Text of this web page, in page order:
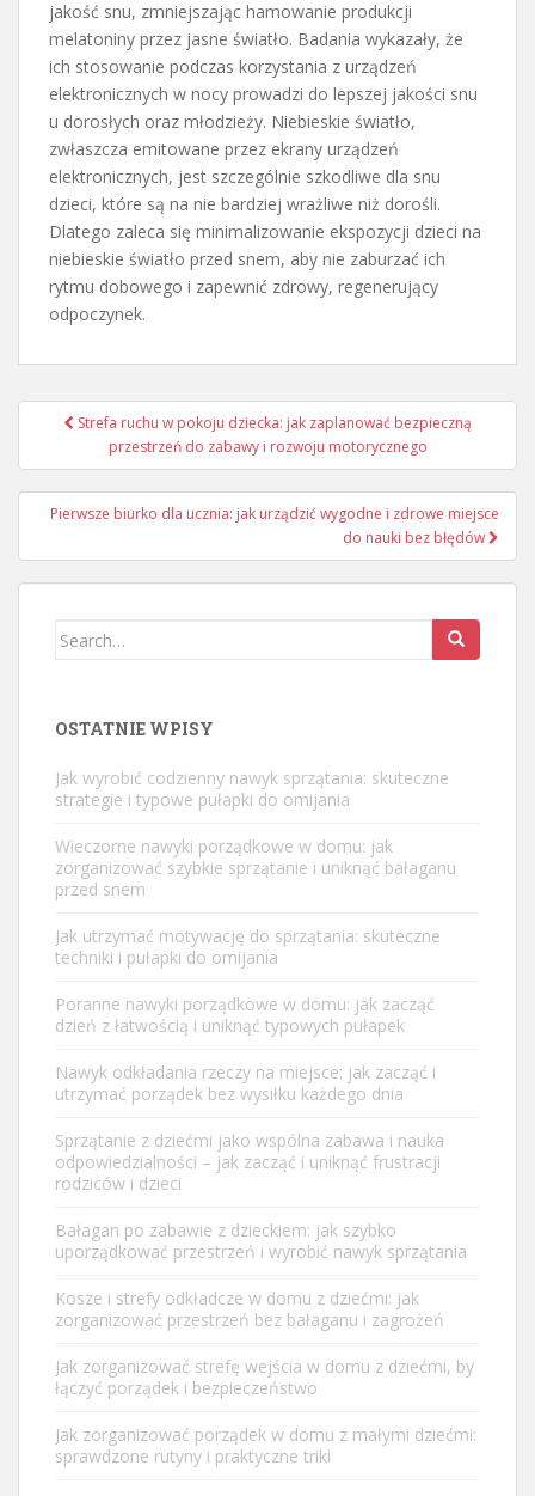
jakość snu, zmniejszając hamowanie produkcji
melatoniny przez jasne światło. Badania wykazały, że
ich stosowanie podczas korzystania z urządzeń
elektronicznych w nocy prowadzi do lepszej jakości snu
u dorosłych oraz młodzieży. Niebieskie światło,
zwłaszcza emitowane przez ekrany urządzeń
elektronicznych, jest szczególnie szkodliwe dla snu
dzieci, które są na nie bardziej wrażliwe niż dorośli.
Dlatego zaleca się minimalizowanie ekspozycji dzieci na
niebieskie światło przed snem, aby nie zaburzać ich
rytmu dobowego i zapewnić zdrowy, regenerujący
odpoczynek.
Nawigacja
Strefa ruchu w pokoju dziecka: jak zaplanować bezpieczną
przestrzeń do zabawy i rozwoju motorycznego
Pierwsze biurko dla ucznia: jak urządzić wygodne i zdrowe miejsce
do nauki bez błędów
Search
OSTATNIE WPISY
Jak wyrobić codzienny nawyk sprzątania: skuteczne
strategie i typowe pułapki do omijania
Wieczorne nawyki porządkowe w domu: jak
zorganizować szybkie sprzątanie i uniknąć bałaganu
przed snem
Jak utrzymać motywację do sprzątania: skuteczne
techniki i pułapki do omijania
Poranne nawyki porządkowe w domu: jak zacząć
dzień z łatwością i uniknąć typowych pułapek
Nawyk odkładania rzeczy na miejsce: jak zacząć i
utrzymać porządek bez wysiłku każdego dnia
Sprzątanie z dziećmi jako wspólna zabawa i nauka
odpowiedzialności – jak zacząć i uniknąć frustracji
rodziców i dzieci
Bałagan po zabawie z dzieckiem: jak szybko
uporządkować przestrzeń i wyrobić nawyk sprzątania
Kosze i strefy odkładcze w domu z dziećmi: jak
zorganizować przestrzeń bez bałaganu i zagrożeń
Jak zorganizować strefę wejścia w domu z dziećmi, by
łączyć porządek i bezpieczeństwo
Jak zorganizować porządek w domu z małymi dziećmi:
sprawdzone rutyny i praktyczne triki